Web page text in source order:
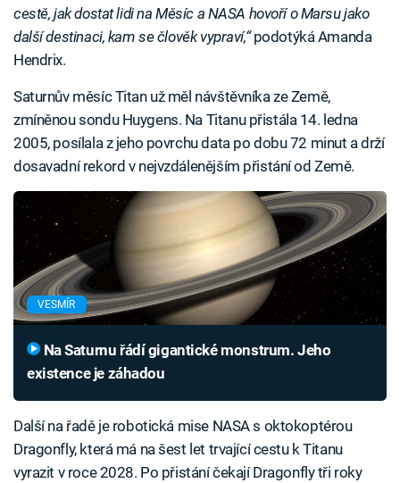
cestě, jak dostat lidi na Měsíc a NASA hovoří o Marsu jako
další destinaci, kam se člověk vypraví,“podotýká Amanda
Hendrix.
Saturnův měsíc Titan už měl návštěvníka ze Země,
zmíněnou sondu Huygens. Na Titanu přistála 14. ledna
2005, posílala z jeho povrchu data po dobu 72 minut a drží
dosavadní rekord v nejvzdálenějším přistání od Země.
VESMÍR
existence je záhadou
Další na řadě je robotická mise NASA s oktokoptérou
Dragonfly, která má na šest let trvající cestu k Titanu
vyrazit v roce 2028. Po přistání čekají Dragonfly tři roky